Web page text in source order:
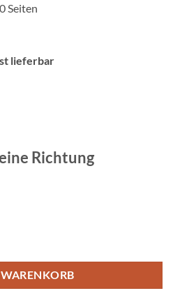
Seiten
lieferbar
Richtung